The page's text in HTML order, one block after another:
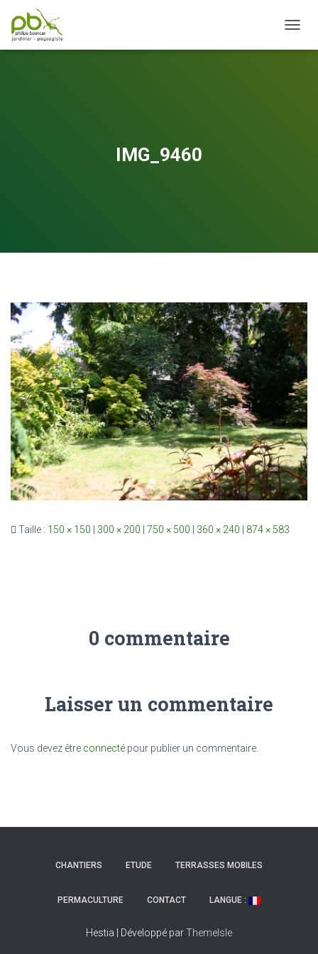
IMG_9460
Taille : 150 × 150 300 × 200 750 × 500 360 × 240 874 × 583
0 commentaire
Laisser un commentaire
Vous devez être connecté pour publier un commentaire.
CHANTIERS ETUDE TERRASSES MOBILES
PERMACULTURE CONTACT LANGUE :
Hestia | Développé parThemeIsle